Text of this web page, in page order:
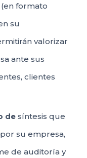
(en formato
su
valorizar
ante sus
clientes
de síntesis que
su empresa,
de auditoría y